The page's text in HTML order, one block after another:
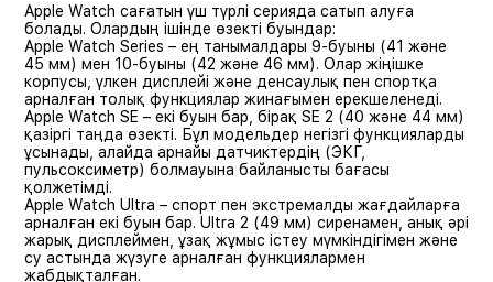
Apple Watch сағатын үш түрлі серияда сатып алуға
болады. Олардың ішінде өзекті буындар:
Apple Watch Series – ең танымалдары 9-буыны (41 және
45 мм) мен 10-буыны (42 және 46 мм). Олар жіңішке
корпусы, үлкен дисплейі және денсаулық пен спортқа
арналған толық функциялар жинағымен ерекшеленеді.
Apple Watch SE – екі буын бар, бірақ SE 2 (40 және 44 мм)
қазіргі таңда өзекті. Бұл модельдер негізгі функцияларды
ұсынады, алайда арнайы датчиктердің (ЭКГ,
пульсоксиметр) болмауына байланысты бағасы
қолжетімді.
Apple Watch Ultra – спорт пен экстремалды жағдайларға
арналған екі буын бар. Ultra 2 (49 мм) сиренамен, анық әрі
жарық дисплеймен, ұзақ жұмыс істеу мүмкіндігімен және
су астында жүзуге арналған функциялармен
жабдықталған.